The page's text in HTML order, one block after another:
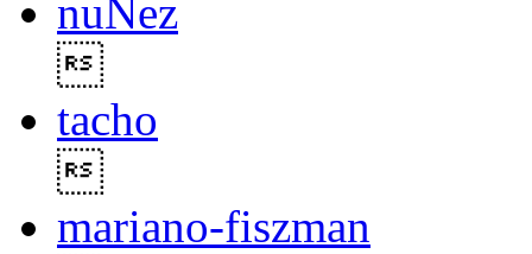
nuÑez
tacho
mariano-fiszman